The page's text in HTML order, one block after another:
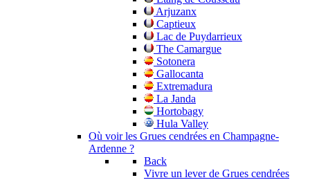
Arjuzanx
Captieux
Lac de Puydarrieux
The Camargue
Sotonera
Gallocanta
Extremadura
La Janda
Hortobagy
Hula Valley
Où voir les Grues cendrées en Champagne-
Ardenne ?
Back
Vivre un lever de Grues cendrées